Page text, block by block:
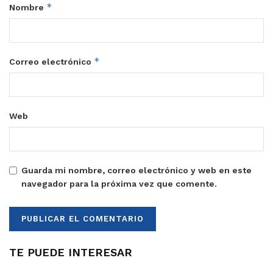
Nombre *
Correo electrónico *
Web
Guarda mi nombre, correo electrónico y web en este
navegador para la próxima vez que comente.
TE PUEDE INTERESAR